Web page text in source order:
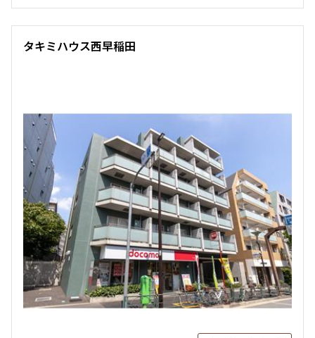
タキミハウス西早稲田